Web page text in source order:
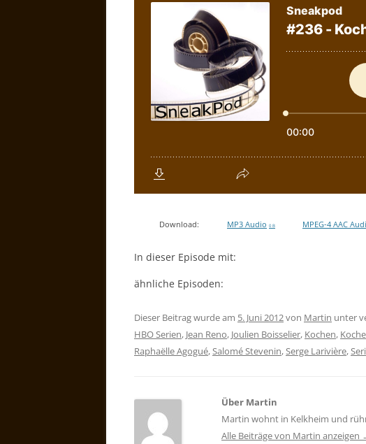
Download: MP3 Audio 0 B MPEG-4 AAC
In dieser Episode mit:
ähnliche Episoden:
Dieser Beitrag wurde am 5. Juni 2012von Martin unter
HBO Serien, Jean Reno, Joulien Boisselier, Kochen,
Raphaëlle Agogué,Salomé Stevenin,Serge Larivière,
Über Martin
Martin wohnt in Kelkheim und
Alle Beiträge von Martin anzeigen